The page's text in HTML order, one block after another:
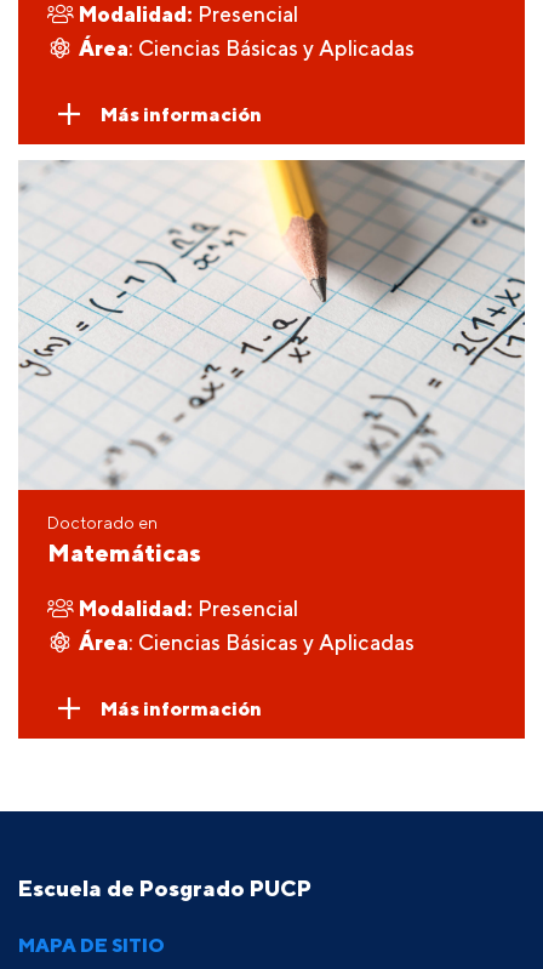
Modalidad: Presencial
Área: Ciencias Básicas y Aplicadas
Más información
Doctorado en
Matemáticas
Modalidad: Presencial
Área: Ciencias Básicas y Aplicadas
Más información
Escuela de Posgrado PUCP
MAPA DE SITIO